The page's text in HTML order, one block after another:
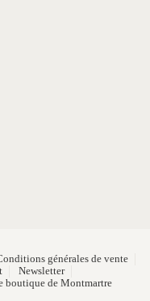
générales de vente
Newsletter
boutique de Montmartre